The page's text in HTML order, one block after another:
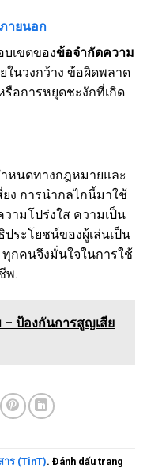
ายนอก
เขตของข้อจำกัดความ
ในวงกว้าง ข้อผิดพลาด
อการหยุดชะงักที่เกิด
หนดทางกฎหมายและ
ง การนำกลไกนี้มาใช้
ามโปร่งใส ความเป็น
ระโยชน์ของผู้เล่นเป็น
กคนจึงมั่นใจในการใช้
พ.
ป้องกันการสูญเสีย
าร (TinT). Đánh dấu trang